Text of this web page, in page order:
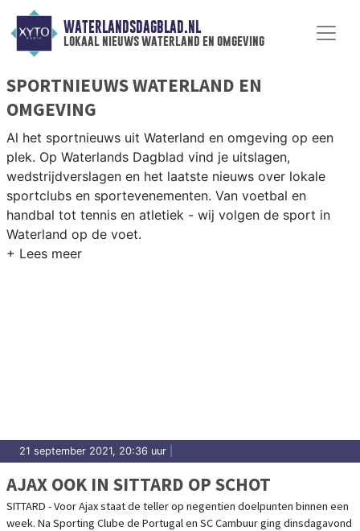
WATERLANDSDAGBLAD.NL
lokaal nieuws waterland en omgeving
SPORTNIEUWS WATERLAND EN
OMGEVING
Al het sportnieuws uit Waterland en omgeving op een
plek. Op Waterlands Dagblad vind je uitslagen,
wedstrijdverslagen en het laatste nieuws over lokale
sportclubs en sportevenementen. Van voetbal en
handbal tot tennis en atletiek - wij volgen de sport in
Waterland op de voet.
21 september 2021, 20:36 uur
AJAX OOK IN SITTARD OP SCHOT
SITTARD - Voor Ajax staat de teller op negentien doelpunten binnen een
week. Na Sporting Clube de Portugal en SC Cambuur ging dinsdagavond